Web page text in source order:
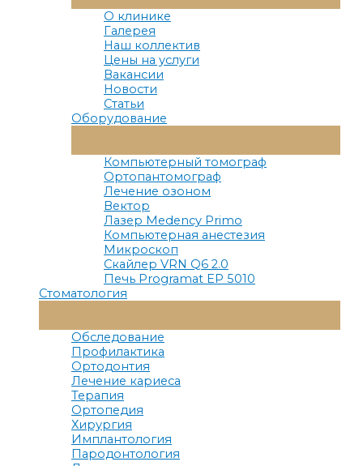
Меню
О клинике
Галерея
Наш коллектив
Цены на услуги
Вакансии
Новости
Статьи
Оборудование
Меню
Компьютерный томограф
Ортопантомограф
Лечение озоном
Вектор
Лазер Medency Primo
Компьютерная анестезия
Микроскоп
Скайлер VRN Q6 2.0
Печь Programat EP 5010
Стоматология
Меню
Обследование
Профилактика
Ортодонтия
Лечение кариеса
Терапия
Ортопедия
Хирургия
Имплантология
Пародонтология